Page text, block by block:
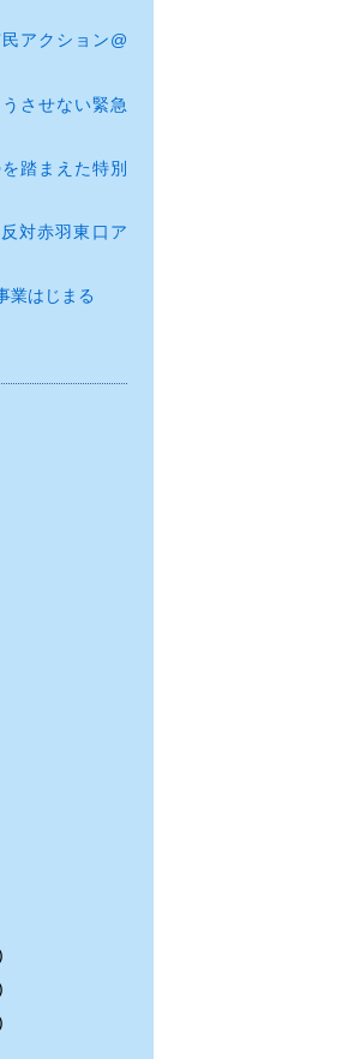
アクション@
させない緊急
踏まえた特別
対赤羽東口ア
業はじまる